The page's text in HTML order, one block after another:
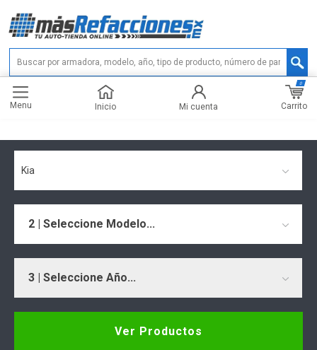
Menu Inicio Mi cuenta Carrito
0
Kia
2 | Seleccione Modelo...
3 | Seleccione Año...
Ver Productos